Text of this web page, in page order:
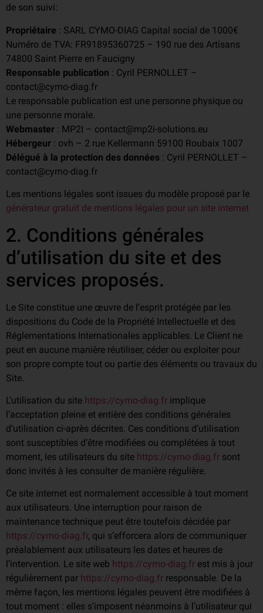
de son suivi:
Propriétaire : SARL CYMO-DIAG Capital social de 1000€
Numéro de TVA: FR91895360725 – 190 rue des Artisans
74800 Saint Pierre en Faucigny
Responsable publication : Cyril PERNOLLET –
contact@cymo-diag.fr
Le responsable publication est une personne physique ou
une personne morale.
Webmaster : MP2I – contact@mp2i-solutions.eu
Hébergeur : ovh – 2 rue Kellermann 59100 Roubaix 1007
Délégué à la protection des données : Cyril PERNOLLET –
contact@cymo-diag.fr
Les mentions légales sont issues du modèle proposé par le
générateur gratuit de mentions légales pour un site internet
2. Conditions générales
d’utilisation du site et des
services proposés.
Le Site constitue une œuvre de l’esprit protégée par les
dispositions du Code de la Propriété Intellectuelle et des
Réglementations Internationales applicables. Le Client ne
peut en aucune manière réutiliser, céder ou exploiter pour
son propre compte tout ou partie des éléments ou travaux du
Site.
L’utilisation du site https://cymo-diag.fr implique
l’acceptation pleine et entière des conditions générales
d’utilisation ci-après décrites. Ces conditions d’utilisation
sont susceptibles d’être modifiées ou complétées à tout
moment, les utilisateurs du site https://cymo-diag.fr sont
donc invités à les consulter de manière régulière.
Ce site internet est normalement accessible à tout moment
aux utilisateurs. Une interruption pour raison de
maintenance technique peut être toutefois décidée par
https://cymo-diag.fr, qui s’efforcera alors de communiquer
préalablement aux utilisateurs les dates et heures de
l’intervention. Le site web https://cymo-diag.fr est mis à jour
régulièrement par https://cymo-diag.fr responsable. De la
même façon, les mentions légales peuvent être modifiées à
tout moment : elles s’imposent néanmoins à l’utilisateur qui